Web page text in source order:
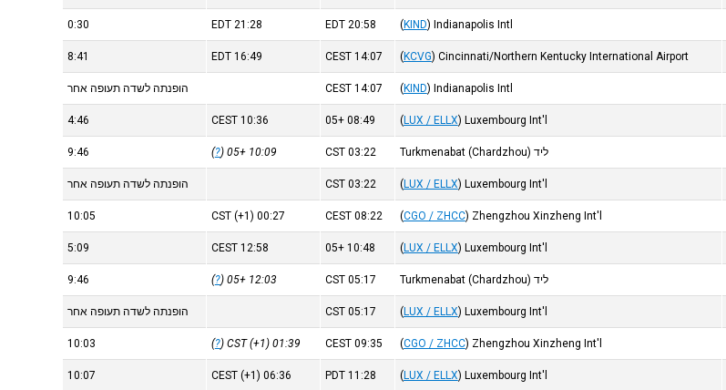
Indianapolis Intl
(KIND)
20:58
EDT
21:28
EDT
0:30
Cincinnati/Northern Kentucky International Airport
(KCVG)
14:07
CEST
16:49
EDT
8:41
Indianapolis Intl
(KIND)
14:07
CEST הופנתה לשדה תעופה אחר
Luxembourg Int'l
(LUX / ELLX)
08:49
+05
10:36
CEST
4:46
ליד Turkmenabat (Chardzhou) 03:22
CST
10:09
+05
(
?
)
9:46
Luxembourg Int'l
(LUX / ELLX)
03:22
CST הופנתה לשדה תעופה אחר
Zhengzhou Xinzheng Int'l
(CGO / ZHCC)
08:22
CEST
00:27
CST(+1)
10:05
Luxembourg Int'l
(LUX / ELLX)
10:48
+05
12:58
CEST
5:09
ליד Turkmenabat (Chardzhou) 05:17
CST
12:03
+05
(
?
)
9:46
Luxembourg Int'l
(LUX / ELLX)
05:17
CST הופנתה לשדה תעופה אחר
Zhengzhou Xinzheng Int'l
(CGO / ZHCC)
09:35
CEST
01:39
CST(+1) (
?
)
10:03
Luxembourg Int'l
(LUX / ELLX)
11:28
PDT
06:36
CEST(+1)
10:07